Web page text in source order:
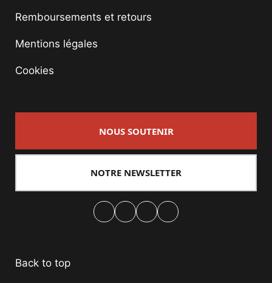
Remboursements et retours
Mentions légales
Cookies
NOUS SOUTENIR
NOTRE NEWSLETTER
Back to top